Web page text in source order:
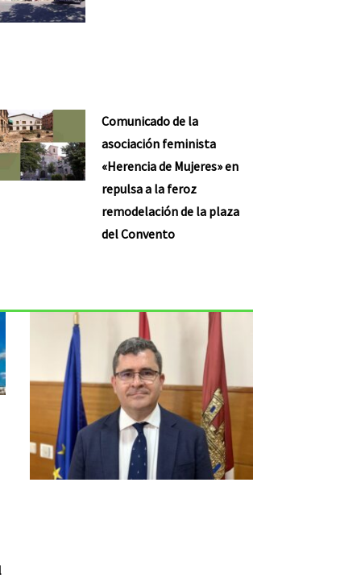
Comunicado de la
asociación feminista
«Herencia de Mujeres» en
repulsa a la feroz
remodelación de la plaza
del Convento